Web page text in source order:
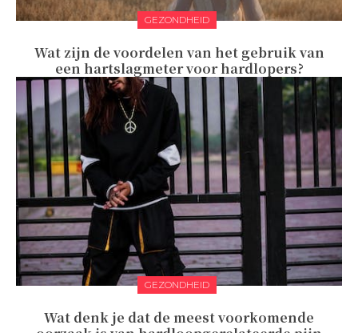
GEZONDHEID
Wat zijn de voordelen van het gebruik van
een hartslagmeter voor hardlopers?
GEZONDHEID
Wat denk je dat de meest voorkomende